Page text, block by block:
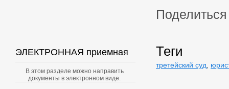
ЭЛЕКТРОННАЯ приемная
В этом разделе можно направить
документы в электронном виде.
Теги
третейский суд